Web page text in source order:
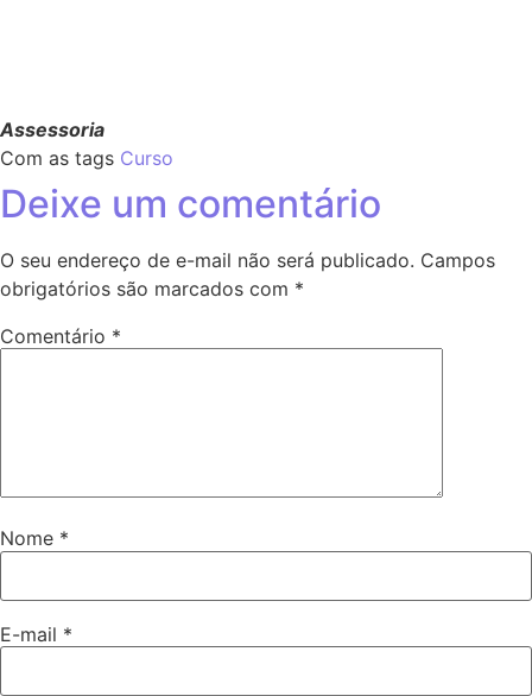
Assessoria
Com as tags Curso
Deixe um comentário
O seu endereço de e-mail não será publicado. Campos
obrigatórios são marcados com *
Comentário *
Nome *
E-mail *